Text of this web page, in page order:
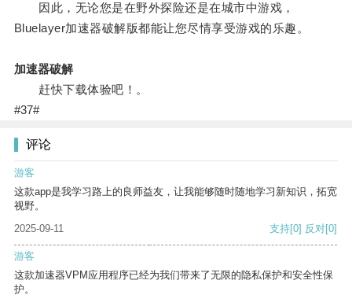
因此，无论您是在野外探险还是在城市中游戏，
Bluelayer加速器破解版都能让您尽情享受游戏的乐趣。
加速器破解
赶快下载体验吧！。
#37#
评论
游客
这款app是我学习路上的良师益友，让我能够随时随地学习新知识，拓宽
视野。
2025-09-11
支持[0] 反对[0]
游客
这款加速器VPM应用程序已经为我们带来了无限的隐私保护和安全性保
护。